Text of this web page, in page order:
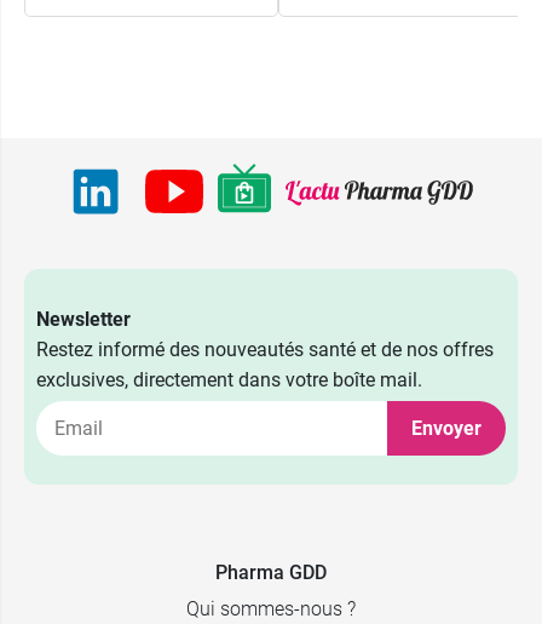
Lame n°10
9,59 €
11,84 €
23,69 €
Lame n°15
Newsletter
Restez informé des nouveautés santé et de nos offres
exclusives, directement dans votre boîte mail.
Envoyer
Pharma GDD
Qui sommes-nous ?